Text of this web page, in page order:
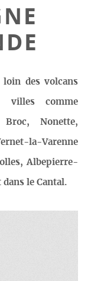
loin des volcans
villes comme
Broc, Nonette,
la-Varenne
Albepierre-
dans le Cantal.